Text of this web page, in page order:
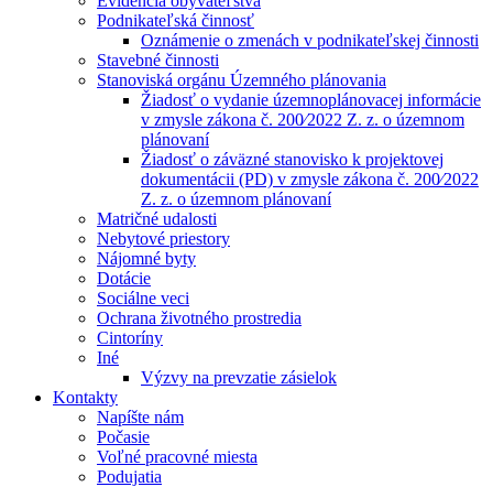
Podnikateľská činnosť
Oznámenie o zmenách v podnikateľskej činnosti
Stavebné činnosti
Stanoviská orgánu Územného plánovania
Žiadosť o vydanie územnoplánovacej informácie
v zmysle zákona č. 200⁄2022 Z. z. o územnom
plánovaní
Žiadosť o záväzné stanovisko k projektovej
dokumentácii (PD) v zmysle zákona č. 200⁄2022
Z. z. o územnom plánovaní
Matričné udalosti
Nebytové priestory
Nájomné byty
Dotácie
Sociálne veci
Ochrana životného prostredia
Cintoríny
Iné
Výzvy na prevzatie zásielok
Kontakty
Napíšte nám
Počasie
Voľné pracovné miesta
Podujatia